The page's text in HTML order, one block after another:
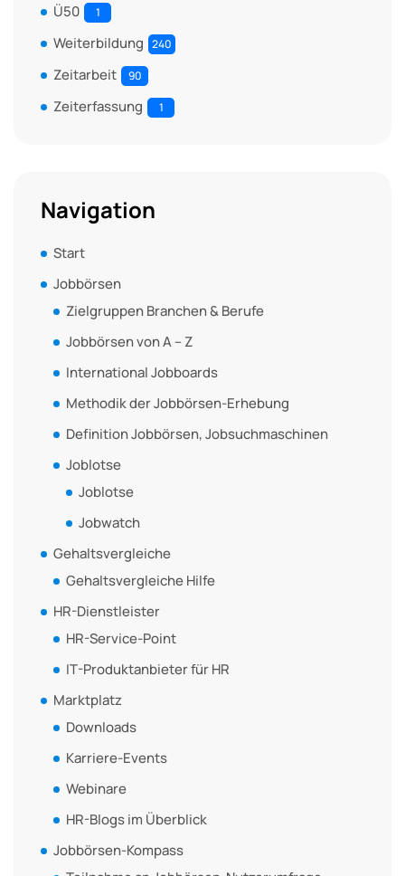
Ü50 1
Weiterbildung 240
Zeitarbeit 90
Zeiterfassung 1
Navigation
Start
Jobbörsen
Zielgruppen Branchen & Berufe
Jobbörsen von A – Z
International Jobboards
Methodik der Jobbörsen-Erhebung
Definition Jobbörsen, Jobsuchmaschinen
Joblotse
Joblotse
Jobwatch
Gehaltsvergleiche
Gehaltsvergleiche Hilfe
HR-Dienstleister
HR-Service-Point
IT-Produktanbieter für HR
Marktplatz
Downloads
Karriere-Events
Webinare
HR-Blogs im Überblick
Jobbörsen-Kompass